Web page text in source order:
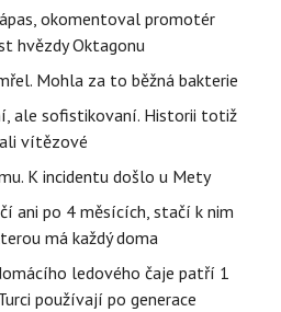
okomentoval promotér
hvězdy Oktagonu
Mohla za to běžná bakterie
ale sofistikovaní. Historii totiž
vítězové
K incidentu došlo u Mety
ani po 4 měsících, stačí k nim
má každý doma
ledového čaje patří 1
používají po generace